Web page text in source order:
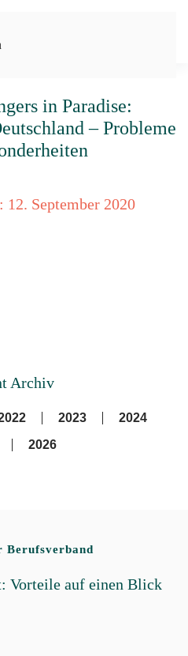
in Paradise:
– Probleme
12. September 2020
Archiv
2023
2024
2026
Vorteile auf einen Blick